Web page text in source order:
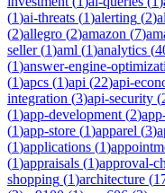
(1)ai-threats (1)alerting (2)
(2)allegro (2)amazon (7)
seller(1)aml (1)analytics (
(1)answer-engine-
(1)apcs (1)api (22)api-
integration (3)api-security (
(1)app-development (2)
(1)app-store (1)apparel (3)
(1)applications (1)
(1)appraisals (1)approval-
shopping (1)architecture (